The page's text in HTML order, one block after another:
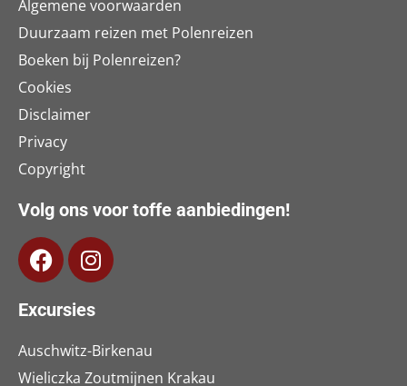
Algemene voorwaarden
Duurzaam reizen met Polenreizen
Boeken bij Polenreizen?
Cookies
Disclaimer
Privacy
Copyright
Volg ons voor toffe aanbiedingen!
Excursies
Auschwitz-Birkenau
Wieliczka Zoutmijnen Krakau